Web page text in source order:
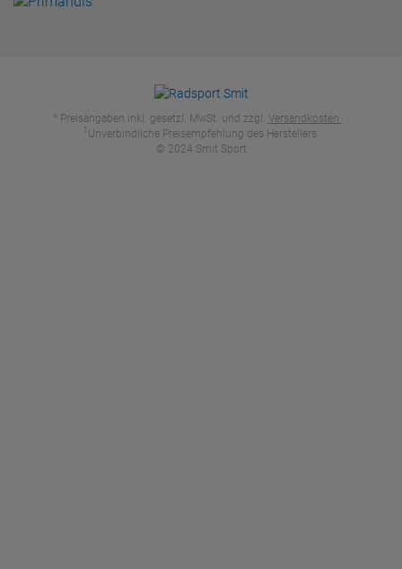
* Preisangaben inkl. gesetzl. MwSt. und zzgl. Versandkosten .
1 Unverbindliche Preisempfehlung des Herstellers.
© 2024 Smit Sport